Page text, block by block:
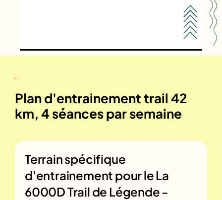
Plan d'entrainement trail 42
km, 4 séances par semaine
Terrain spécifique
d'entrainement pour leLa
6000D Trail de Légende -